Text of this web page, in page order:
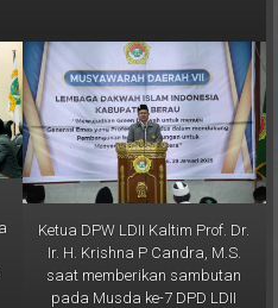
Ketua DPW LDII Kaltim Prof. Dr.
Ir. H. Krishna P Candra, M.S.
saat memberikan sambutan
pada Musda ke-7 DPD LDII
Kab. Berau, Rabu (29/1/2025).